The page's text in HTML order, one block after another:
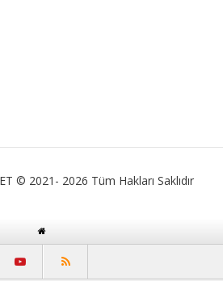
© 2021- 2026 Tüm Hakları Saklıdır